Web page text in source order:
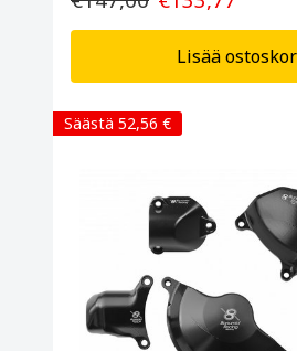
Lisää
Säästä 52,56 €